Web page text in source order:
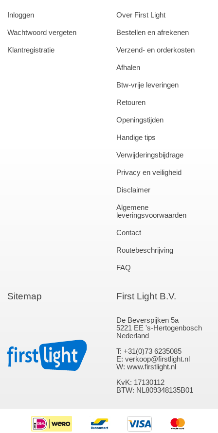
Over First Light
Bestellen en afrekenen
Verzend- en orderkosten
Afhalen
Btw-vrije leveringen
Retouren
Openingstijden
Handige tips
Verwijderingsbijdrage
Privacy en veiligheid
Disclaimer
Algemene
leveringsvoorwaarden
Contact
Routebeschrijving
FAQ
Inloggen
Wachtwoord vergeten
Klantregistratie
Sitemap First Light B.V.
De Beverspijken 5a
5221 EE 's-Hertogenbosch
Nederland
T: +31(0)73 6235085
E: verkoop@firstlight.nl
W: www.firstlight.nl
KvK: 17130112
BTW: NL809348135B01